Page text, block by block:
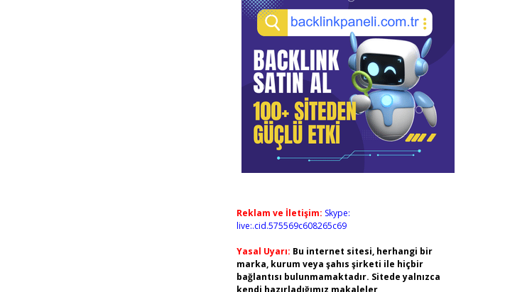
Reklam ve İletişim: Skype:
live:.cid.575569c608265c69
Yasal Uyarı: Bu internet sitesi, herhangi bir
marka, kurum veya şahıs şirketi ile hiçbir
bağlantısı bulunmamaktadır. Sitede yalnızca
kendi hazırladığımız makaleler